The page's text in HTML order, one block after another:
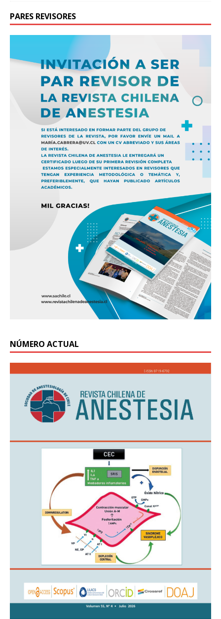
PARES REVISORES
NÚMERO ACTUAL